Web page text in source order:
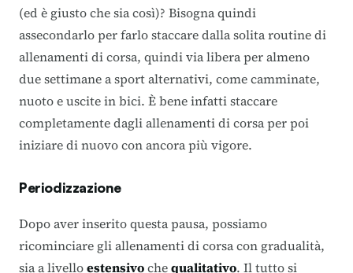
(ed è giusto che sia così)? Bisogna quindi
assecondarlo per farlo staccare dalla solita routine di
allenamenti di corsa, quindi via libera per almeno
due settimane a sport alternativi, come camminate,
nuoto e uscite in bici. È bene infatti staccare
completamente dagli allenamenti di corsa per poi
iniziare di nuovo con ancora più vigore.
Periodizzazione
Dopo aver inserito questa pausa, possiamo
ricominciare gli allenamenti di corsa con gradualità,
sia a livelloestensivochequalitativo. Il tutto si